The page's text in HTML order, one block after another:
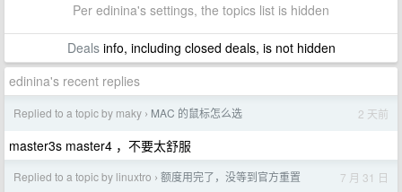
Per edinina's settings, the topics list is hidden
Dealsinfo, including closed deals, is not hidden
edinina's recent replies
Replied to a topic by maky › MAC 的鼠标怎么选 2 天前
master3s master4 ，不要太舒服
Replied to a topic by linuxtro › 额度用完了，没等到官方重置 7 月 31 日